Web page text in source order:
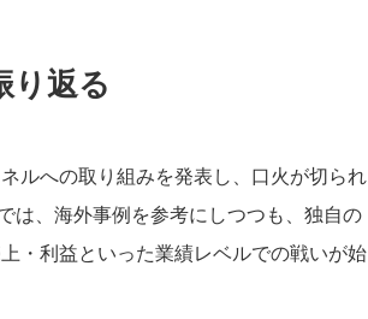
り返る
ルへの取り組みを発表し、口火が切られ
は、海外事例を参考にしつつも、独自の
・利益といった業績レベルでの戦いが始